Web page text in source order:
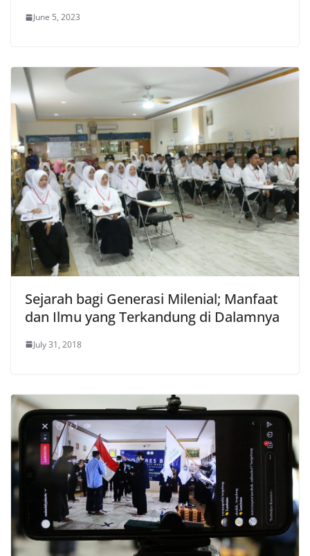
June 5, 2023
Sejarah bagi Generasi Milenial; Manfaat
dan Ilmu yang Terkandung di Dalamnya
July 31, 2018